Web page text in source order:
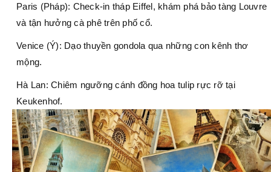
Paris (Pháp): Check-in tháp Eiffel, khám phá bảo tàng Louvre
và tận hưởng cà phê trên phố cổ.
Venice (Ý): Dạo thuyền gondola qua những con kênh thơ
mộng.
Hà Lan: Chiêm ngưỡng cánh đồng hoa tulip rực rỡ tại
Keukenhof.